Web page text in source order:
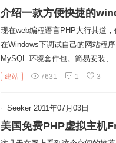
介绍一款方便快捷的
现在web编程语言PHP大行其道
在Windows下调试自己的网站程
MySQL 环境套件包。简易安装、
建站 7631 1 3
Seeker 2011年07月03日
美国免费PHP虚拟主机